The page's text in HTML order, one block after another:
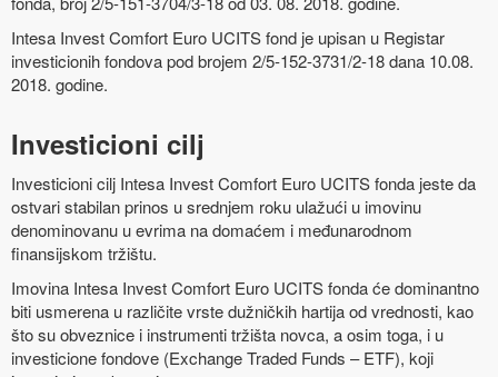
Intesa Invest Comfort Euro UCITS fond je upisan u Registar
investicionih fondova pod brojem 2/5-152-3731/2-18 dana 10.08.
2018. godine.
Investicioni cilj
Investicioni cilj Intesa Invest Comfort Euro UCITS fonda jeste da
ostvari stabilan prinos u srednjem roku ulažući u imovinu
denominovanu u evrima na domaćem i međunarodnom
finansijskom tržištu.
Imovina Intesa Invest Comfort Euro UCITS fonda će dominantno
biti usmerena u različite vrste dužničkih hartija od vrednosti, kao
što su obveznice i instrumenti tržišta novca, a osim toga, i u
investicione fondove (Exchange Traded Funds – ETF), koji